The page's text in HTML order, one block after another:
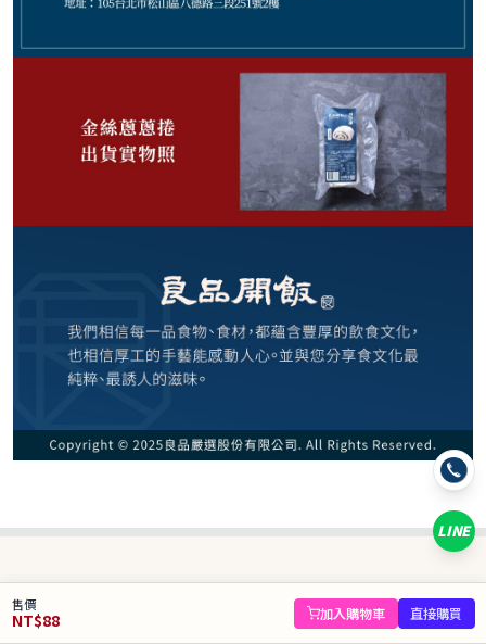
售價
NT$88 加入購物車 直接購買
NT$88NT$ 120
7.3折
− +
LINE